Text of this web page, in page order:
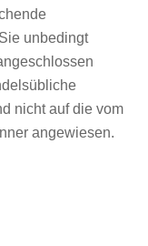
unbedingt
nicht auf die vom
angewiesen.